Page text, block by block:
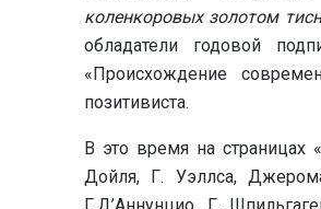
коленкоровых золотом
обладатели годовой
«Происхождение
позитивиста.
В это время на страницах
Дойля, Г. Уэллса,